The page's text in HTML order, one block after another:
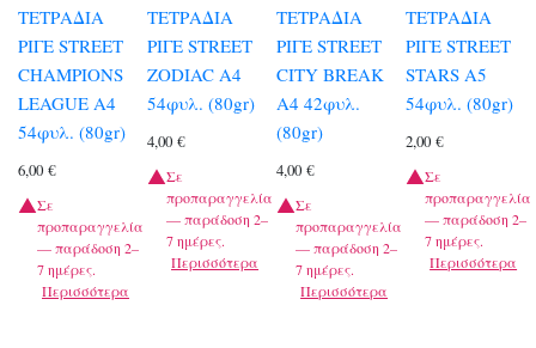
ΤΕΤΡΑΔΙΑ
ΡΙΓΕ STREET
CHAMPIONS
LEAGUE A4
54φυλ. (80gr)
6,00 €
Σε
προπαραγγελία
— παράδοση 2–
7 ημέρες.
Περισσότερα
ΤΕΤΡΑΔΙΑ
ΡΙΓΕ STREET
ZODIAC A4
54φυλ. (80gr)
4,00€
Σε
προπαραγγελία
— παράδοση 2–
7 ημέρες.
Περισσότερα
ΤΕΤΡΑΔΙΑ
ΡΙΓΕ STREET
CITY BREAK
A4 42φυλ.
(80gr)
4,00€
Σε
προπαραγγελία
— παράδοση 2–
7 ημέρες.
Περισσότερα
ΤΕΤΡΑΔΙΑ
ΡΙΓΕ STREET
STARS A5
54φυλ. (80gr)
2,00€
Σε
προπαραγγελία
— παράδοση 2–
7 ημέρες.
Περισσότερα